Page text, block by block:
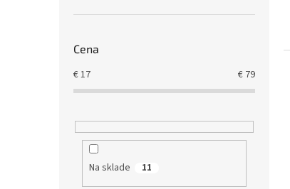
Cena
€17 € 79
Na sklade 11